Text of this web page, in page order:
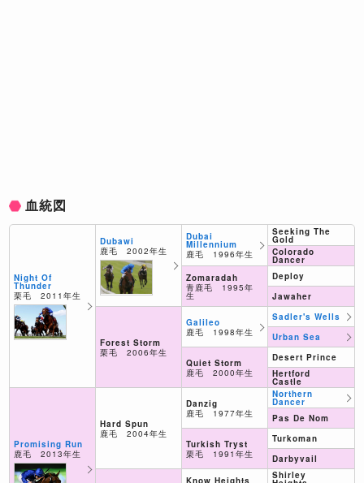
血統図
Night Of
Thunder
栗毛 2011年生
Promising Run
鹿毛 2013年生
Dubawi
鹿毛 2002年生
Forest Storm
栗毛 2006年生
Hard Spun
鹿毛 2004年生
Dubai
Millennium
鹿毛 1996年生
Zomaradah
青鹿毛 1995年
生
Galileo
鹿毛 1998年生
Quiet Storm
鹿毛 2000年生
Danzig
鹿毛 1977年生
Turkish Tryst
栗毛 1991年生
Know Heights
Seeking The
Gold
Colorado
Dancer
Deploy
Jawaher
Sadler's Wells
Urban Sea
Desert Prince
Hertford
Castle
Northern
Dancer
Pas De Nom
Turkoman
Darbyvail
Shirley